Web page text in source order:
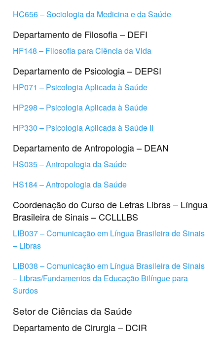
HC656 – Sociologia da Medicina e da Saúde
Departamento de Filosofia – DEFI
HF148 – Filosofia para Ciência da Vida
Departamento de Psicologia – DEPSI
HP071 – Psicologia Aplicada à Saúde
HP298 – Psicologia Aplicada à Saúde
HP330 – Psicologia Aplicada à Saúde II
Departamento de Antropologia – DEAN
HS035 – Antropologia da Saúde
HS184 – Antropologia da Saúde
Coordenação do Curso de Letras Libras – Língua
Brasileira de Sinais – CCLLLBS
LIB037 – Comunicação em Língua Brasileira de Sinais
– Libras
LIB038 – Comunicação em Língua Brasileira de Sinais
– Libras/Fundamentos da Educação Bilíngue para
Surdos
Setor de Ciências da Saúde
Departamento de Cirurgia – DCIR